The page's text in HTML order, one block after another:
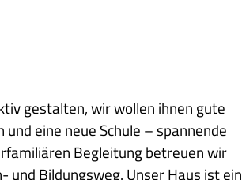
gestalten, wir wollen ihnen gute
eine neue Schule – spannende
Begleitung betreuen wir
und Bildungsweg. Unser Haus ist ein